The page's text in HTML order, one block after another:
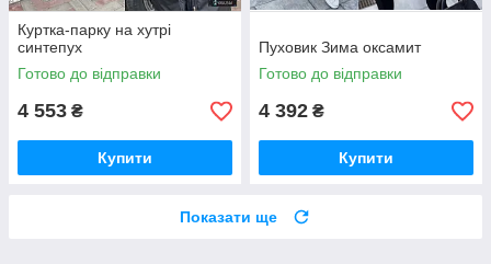
Куртка-парку на хутрі
синтепух
Готово до відправки
4 553 ₴
Купити
Пуховик Зима оксамит
Готово до відправки
4 392 ₴
Купити
Показати ще